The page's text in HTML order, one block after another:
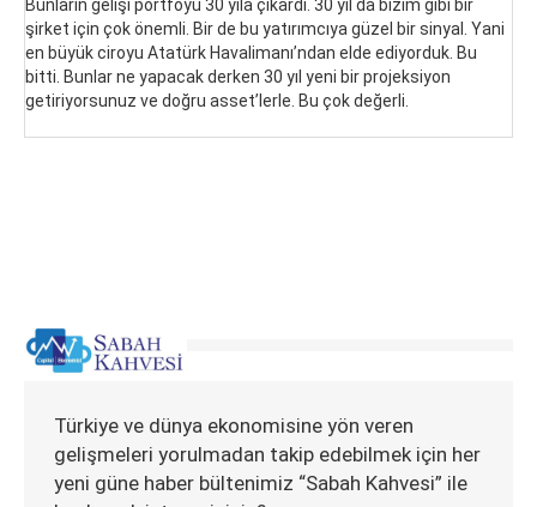
Bunların gelişi portföyü 30 yıla çıkardı. 30 yıl da bizim gibi bir
şirket için çok önemli. Bir de bu yatırımcıya güzel bir sinyal. Yani
en büyük ciroyu Atatürk Havalimanı’ndan elde ediyorduk. Bu
bitti. Bunlar ne yapacak derken 30 yıl yeni bir projeksiyon
getiriyorsunuz ve doğru asset’lerle. Bu çok değerli.
Türkiye ve dünya ekonomisine yön veren
gelişmeleri yorulmadan takip edebilmek için her
yeni güne haber bültenimiz “Sabah Kahvesi” ile